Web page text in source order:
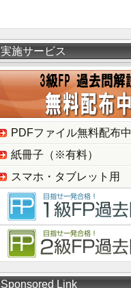
実施サービス
PDFファイル無料配布中
紙冊子（※有料）
スマホ・タブレット用
Sponsored Link